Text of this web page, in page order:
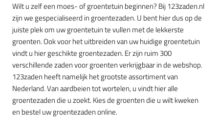
Wilt u zelf een moes- of groentetuin beginnen? Bij 123zaden.nl
zijn we gespecialiseerd in groentezaden. U bent hier dus op de
juiste plek om uw groentetuin te vullen met de lekkerste
groenten. Ook voor het uitbreiden van uw huidige groentetuin
vindt u hier geschikte groentezaden. Er zijn ruim 300
verschillende zaden voor groenten verkrijgbaar in de webshop.
123zaden heeft namelijk het grootste assortiment van
Nederland. Van aardbeien tot wortelen, u vindt hier alle
groentezaden die u zoekt. Kies de groenten die u wilt kweken
en bestel uw groentezaden online.